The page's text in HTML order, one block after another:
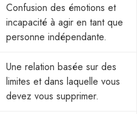
Confusion des émotions et
incapacité à agir en tant que
personne indépendante.
Une relation basée sur des
limites et dans laquelle vous
devez vous supprimer.